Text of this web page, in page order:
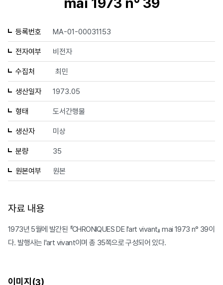
mai 1973 n° 39
등록번호 MA-01-00031153
전자여부 비전자
수집처 최민
생산일자 1973.05
형태 도서간행물
생산자 미상
분량 35
원본여부 원본
자료 내용
1973년 5월에 발간된 『CHRONIQUES DE l'art vivant』 mai 1973 n° 39이
다. 발행사는 l'art vivant이며 총 35쪽으로 구성되어 있다.
이미지(3)